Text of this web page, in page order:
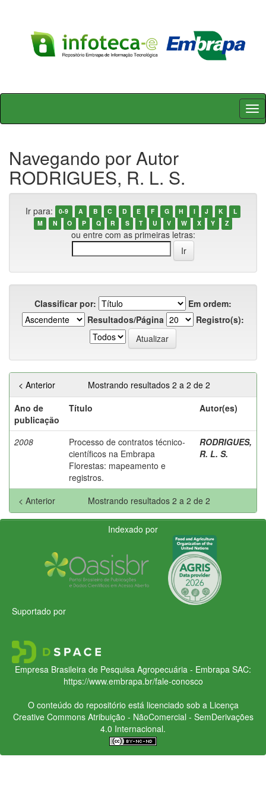
Skip
Navegando por Autor
RODRIGUES, R. L. S.
Ir para: 0-9 A B C D E F G H I J K
L
M
N O P Q R S T U V W X Y Z
ou entre com as primeiras letras:
Classificar por:
Em ordem:
Resultados/Página
Registro(s):
Mostrando resultados 2 a 2 de 2
< Anterior
Ano de
publicação
Título Autor(es)
2008
Processo de contratos técnico-
científicos na Embrapa
Florestas: mapeamento e
registros.
RODRIGUES,
R. L. S.
Mostrando resultados 2 a 2 de 2
< Anterior
Indexado por
Suportado por
Empresa Brasileira de Pesquisa Agropecuária - Embrapa SAC:
https://www.embrapa.br/fale-conosco
O conteúdo do repositório está licenciado sob a Licença
Creative CommonsAtribuição - NãoComercial - SemDerivações
4.0 Internacional.